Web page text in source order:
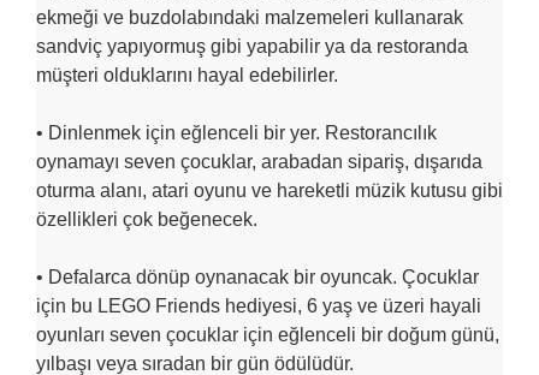
ekmeği ve buzdolabındaki malzemeleri kullanarak
sandviç yapıyormuş gibi yapabilir ya da restoranda
müşteri olduklarını hayal edebilirler.
• Dinlenmek için eğlenceli bir yer. Restorancılık
oynamayı seven çocuklar, arabadan sipariş, dışarıda
oturma alanı, atari oyunu ve hareketli müzik kutusu gibi
özellikleri çok beğenecek.
• Defalarca dönüp oynanacak bir oyuncak. Çocuklar
için bu LEGO Friends hediyesi, 6 yaş ve üzeri hayali
oyunları seven çocuklar için eğlenceli bir doğum günü,
yılbaşı veya sıradan bir gün ödülüdür.